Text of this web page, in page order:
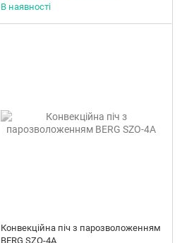
В наявності
Конвекційна піч з парозволоженням
BERG SZO-4A